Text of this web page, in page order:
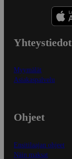
Yhteystiedot
Myymälät
Asiakaspalvelu
Ohjeet
Ensitilaajan ohjeet
Näin maksat